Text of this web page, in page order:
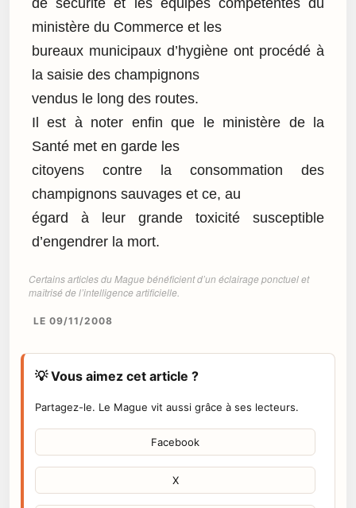
de sécurité et les équipes compétentes du
ministère du Commerce et les
bureaux municipaux d’hygiène ont procédé à
la saisie des champignons
vendus le long des routes.
Il est à noter enfin que le ministère de la
Santé met en garde les
citoyens contre la consommation des
champignons sauvages et ce, au
égard à leur grande toxicité susceptible
d’engendrer la mort.
Certains articles du Mague bénéficient d’un éclairage ponctuel et
maîtrisé de l’intelligence artificielle.
LE 09/11/2008
💡 Vous aimez cet article ?
Partagez-le. Le Mague vit aussi grâce à ses lecteurs.
Facebook
X